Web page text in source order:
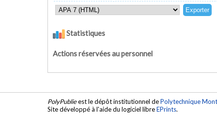
Statistiques
Actions réservées au personnel
PolyPublieest le dépôt institutionnel dePolytechnique
Site développé à l'aide du logiciel libreEPrints.